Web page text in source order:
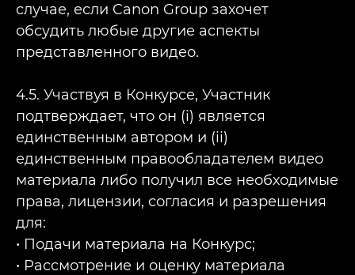
случае, если Canon Group захочет
обсудить любые другие аспекты
представленного видео.
4.5. Участвуя в Конкурсе, Участник
подтверждает, что он (i) является
единственным автором и (ii)
единственным правообладателем видео
материала либо получил все необходимые
права, лицензии, согласия и разрешения
для:
• Подачи материала на Конкурс;
• Рассмотрение и оценку материала